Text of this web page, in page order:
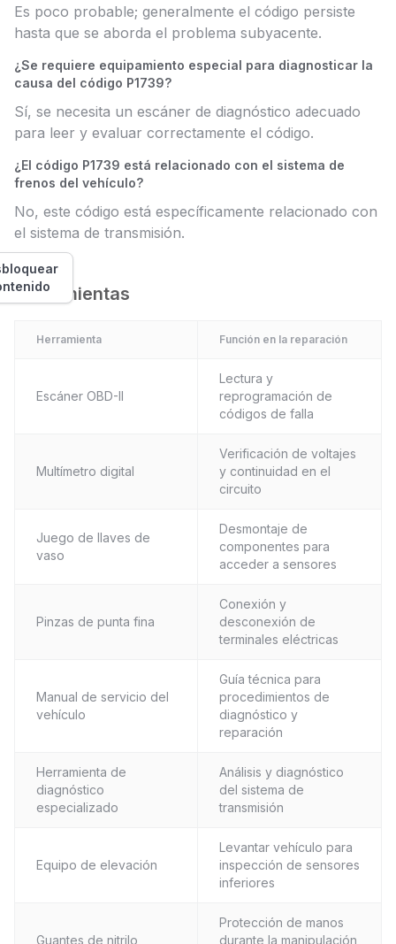
Es poco probable; generalmente el código persiste
hasta que se aborda el problema subyacente.
¿Se requiere equipamiento especial para diagnosticar la
causa del código P1739?
Sí, se necesita un escáner de diagnóstico adecuado
para leer y evaluar correctamente el código.
¿El código P1739 está relacionado con el sistema de
frenos del vehículo?
No, este código está específicamente relacionado con
el sistema de transmisión.
Herramientas
Herramienta Función en la reparación
Escáner OBD-II
Lectura y
reprogramación de
códigos de falla
Multímetro digital
Verificación de voltajes
y continuidad en el
circuito
Juego de llaves de
vaso
Desmontaje de
componentes para
acceder a sensores
Pinzas de punta fina
Conexión y
desconexión de
terminales eléctricas
Manual de servicio del
vehículo
Guía técnica para
procedimientos de
diagnóstico y
reparación
Herramienta de
diagnóstico
especializado
Análisis y diagnóstico
del sistema de
transmisión
Equipo de elevación
Levantar vehículo para
inspección de sensores
inferiores
Guantes de nitrilo
Protección de manos
durante la manipulación